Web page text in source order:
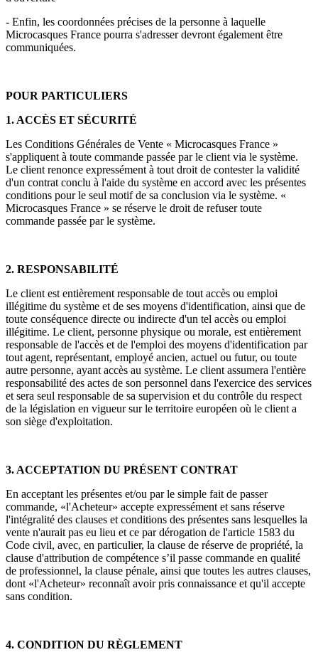
- Enfin, les coordonnées précises de la personne à laquelle
Microcasques France pourra s'adresser devront également être
communiquées.
POUR PARTICULIERS
1. ACCÈS ET SÉCURITÉ
Les Conditions Générales de Vente « Microcasques France »
s'appliquent à toute commande passée par le client via le système.
Le client renonce expressément à tout droit de contester la validité
d'un contrat conclu à l'aide du système en accord avec les présentes
conditions pour le seul motif de sa conclusion via le système. «
Microcasques France » se réserve le droit de refuser toute
commande passée par le système.
2. RESPONSABILITÉ
Le client est entièrement responsable de tout accès ou emploi
illégitime du système et de ses moyens d'identification, ainsi que de
toute conséquence directe ou indirecte d'un tel accès ou emploi
illégitime. Le client, personne physique ou morale, est entièrement
responsable de l'accès et de l'emploi des moyens d'identification par
tout agent, représentant, employé ancien, actuel ou futur, ou toute
autre personne, ayant accès au système. Le client assumera l'entière
responsabilité des actes de son personnel dans l'exercice des services
et sera seul responsable de sa supervision et du contrôle du respect
de la législation en vigueur sur le territoire européen où le client a
son siège d'exploitation.
3. ACCEPTATION DU PRÉSENT CONTRAT
En acceptant les présentes et/ou par le simple fait de passer
commande, «l'Acheteur» accepte expressément et sans réserve
l'intégralité des clauses et conditions des présentes sans lesquelles la
vente n'aurait pas eu lieu et ce par dérogation de l'article 1583 du
Code civil, avec, en particulier, la clause de réserve de propriété, la
clause d'attribution de compétence s’il passe commande en qualité
de professionnel, la clause pénale, ainsi que toutes les autres clauses,
dont «l'Acheteur» reconnaît avoir pris connaissance et qu'il accepte
sans condition.
4. CONDITION DU RÈGLEMENT